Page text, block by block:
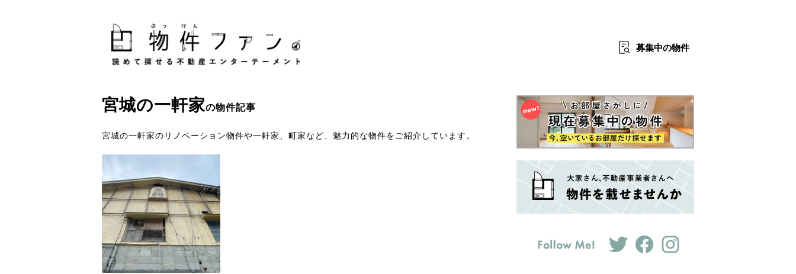
募集中の物件
宮城の一軒家の物件記事
宮城の一軒家のリノベーション物件や一軒家、町家など、魅力的な物件をご紹介しています。